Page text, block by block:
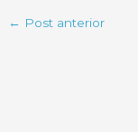
← Post anterior